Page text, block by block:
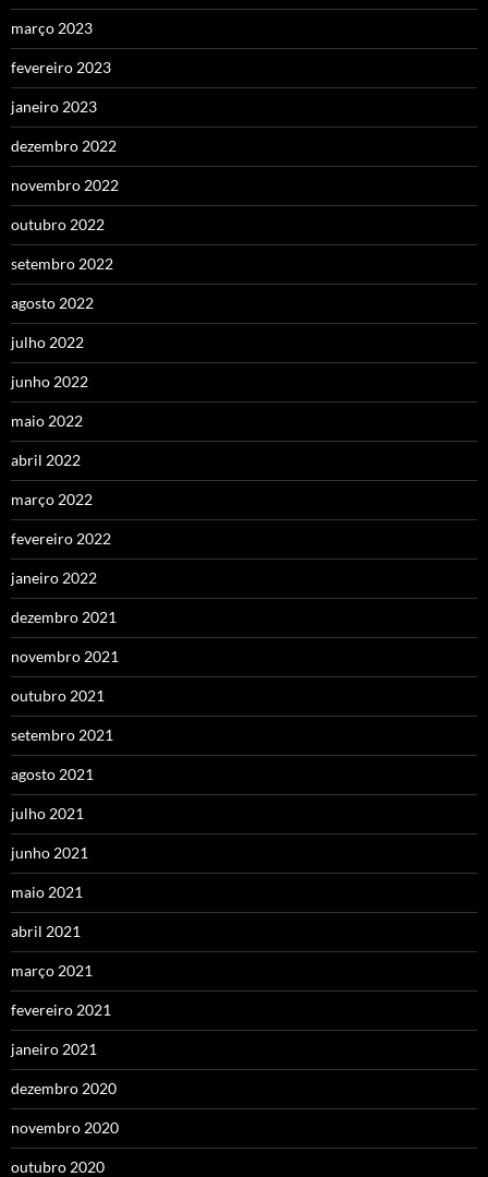
março 2023
fevereiro 2023
janeiro 2023
dezembro 2022
novembro 2022
outubro 2022
setembro 2022
agosto 2022
julho 2022
junho 2022
maio 2022
abril 2022
março 2022
fevereiro 2022
janeiro 2022
dezembro 2021
novembro 2021
outubro 2021
setembro 2021
agosto 2021
julho 2021
junho 2021
maio 2021
abril 2021
março 2021
fevereiro 2021
janeiro 2021
dezembro 2020
novembro 2020
outubro 2020